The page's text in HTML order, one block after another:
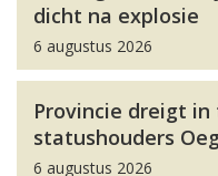
dicht na explosie
6 augustus 2026
Provincie dreigt
statushouders
6 augustus 2026